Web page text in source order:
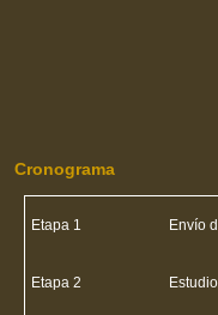
Cronograma
Etapa 1 Envío
Etapa 2